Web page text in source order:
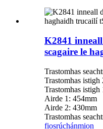
K2841
scagaire le
Trastomhas
Trastomhas istigh
Trastomhas istigh
Airde 1: 454mm
Airde 2: 430mm
Trastomhas
fiosrúchánmion